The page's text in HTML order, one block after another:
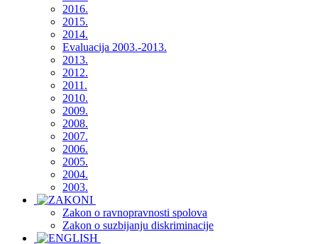
2016.
2015.
2014.
Evaluacija 2003.-2013.
2013.
2012.
2011.
2010.
2009.
2008.
2007.
2006.
2005.
2004.
2003.
Zakon o ravnopravnosti spolova
Zakon o suzbijanju diskriminacije